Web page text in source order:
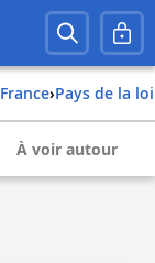
france› pays de la
À voir autour